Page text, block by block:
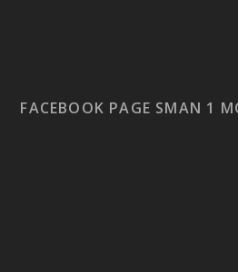
FACEBOOK PAGE SMAN 1